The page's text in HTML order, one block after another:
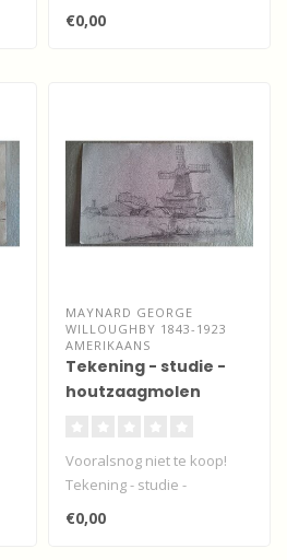
Korenmolen De Hoop -
Papendrecht va..
€0,00
MAYNARD GEORGE
WILLOUGHBY 1843-1923
AMERIKAANS
Tekening - studie -
houtzaagmolen
Vooralsnog niet te koop!
Tekening - studie -
houtzaagmolen
Noordendijk - Dordrec..
€0,00